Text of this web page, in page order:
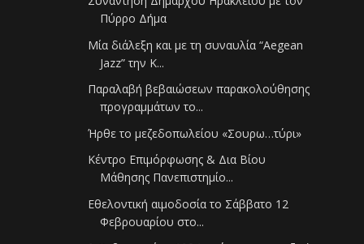
Πύρρο Δήμα
Μία διάλεξη και με τη συναυλία “Aegean
Jazz” την Κ...
Παραλαβή βεβαιώσεων παρακολούθησης
προγραμμάτων το...
Ήρθε το μεζεδοπωλείου «Σουρω…τύρι»
Κέντρο Επιμόρφωσης & Δια Βίου
Μάθησης Πανεπιστημίο...
Εθελοντική αιμοδοσία το Σάββατο 12
Φεβρουαρίου στο...